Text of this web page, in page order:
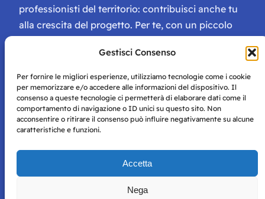
Gestisci Consenso
Per fornire le migliori esperienze, utilizziamo tecnologie come i cookie
per memorizzare e/o accedere alle informazioni del dispositivo. Il
consenso a queste tecnologie ci permetterà di elaborare dati come il
comportamento di navigazione o ID unici su questo sito. Non
acconsentire o ritirare il consenso può influire negativamente su alcune
caratteristiche e funzioni.
Accetta
Nega
professionisti del territorio: contribuisci anche tu
alla crescita del progetto. Per te, con un piccolo
tessera di Storie Campane, libri e magazine gratis
e inviti ad eventi esclusivi!
Storie di Napoli è una testata registrata presso il tribunale di
per mero scopo didattico e informativo.